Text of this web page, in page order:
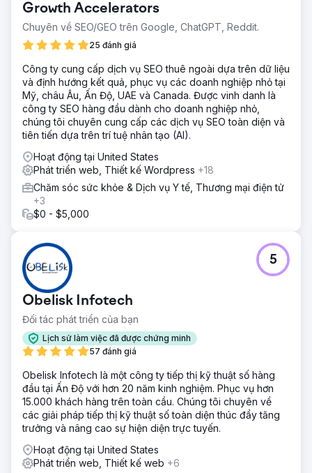
Growth Accelerators
Chuyên về SEO/GEO trên Google, ChatGPT, Reddit.
25 đánh giá
Công ty cung cấp dịch vụ SEO thuê ngoài dựa trên dữ liệu
và định hướng kết quả, phục vụ các doanh nghiệp nhỏ tại
Mỹ, châu Âu, Ấn Độ, UAE và Canada. Được vinh danh là
công ty SEO hàng đầu dành cho doanh nghiệp nhỏ,
chúng tôi chuyên cung cấp các dịch vụ SEO toàn diện và
tiên tiến dựa trên trí tuệ nhân tạo (AI).
Hoạt động tại United States
Phát triển web, Thiết kế Wordpress +18
Chăm sóc sức khỏe & Dịch vụ Y tế, Thương mại điện tử
+3
$0 - $5,000
Obelisk Infotech
Đối tác phát triển của bạn
Lịch sử làm việc đã được chứng minh
57 đánh giá
5
Obelisk Infotech là một công ty tiếp thị kỹ thuật số hàng
đầu tại Ấn Độ với hơn 20 năm kinh nghiệm. Phục vụ hơn
15.000 khách hàng trên toàn cầu. Chúng tôi chuyên về
các giải pháp tiếp thị kỹ thuật số toàn diện thúc đẩy tăng
trưởng và nâng cao sự hiện diện trực tuyến.
Hoạt động tại United States
Phát triển web, Thiết kế web +6